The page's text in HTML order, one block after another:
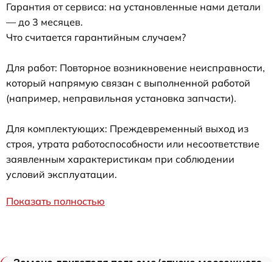
Гарантия от сервиса: на установленные нами детали
— до 3 месяцев.
Что считается гарантийным случаем?
Для работ: Повторное возникновение неисправности,
который напрямую связан с выполненной работой
(например, неправильная установка запчасти).
Для комплектующих: Преждевременный выход из
строя, утрата работоспособности или несоответствие
заявленным характеристикам при соблюдении
условий эксплуатации.
Показать полностью